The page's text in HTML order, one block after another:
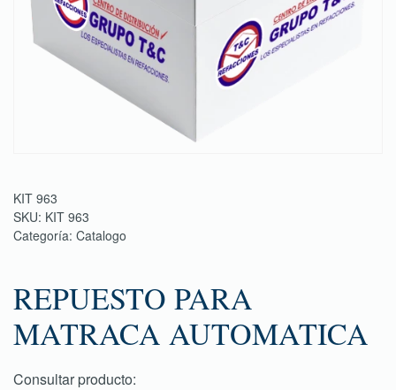
KIT 963
SKU: KIT 963
Categoría: Catalogo
REPUESTO PARA
MATRACA AUTOMATICA
Consultar producto: